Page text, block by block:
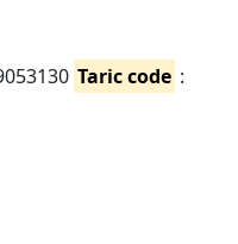
Taric code :